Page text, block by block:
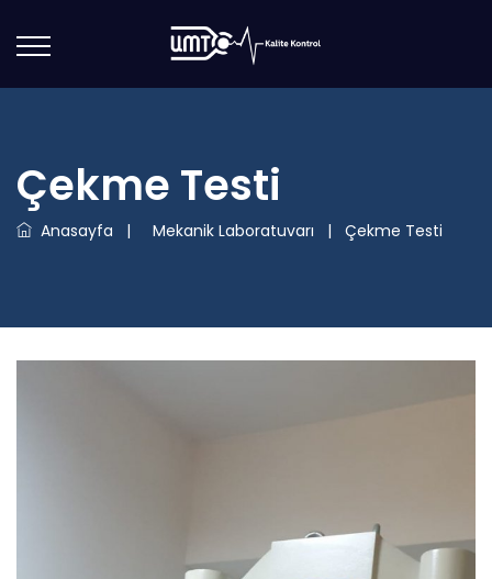
Çekme Testi
Anasayfa | Mekanik Laboratuvarı | Çekme Testi